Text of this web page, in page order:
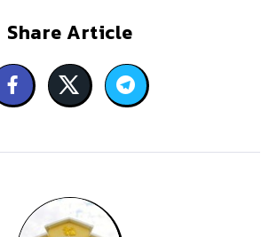
Share Article